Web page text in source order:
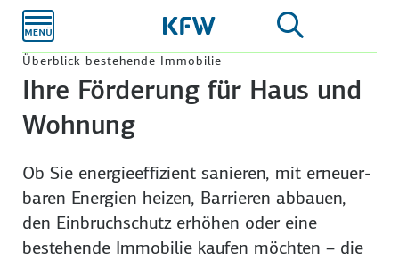
Hauptinhalt
Überblick bestehende Immobilie
Ihre Förderung für Haus und
Wohnung
Ob Sie energie­effizient sanieren, mit erneuer­
baren Energien heizen, Barrieren abbauen,
den Einbruch­schutz erhöhen oder eine
bestehende Immobilie kaufen möchten – die